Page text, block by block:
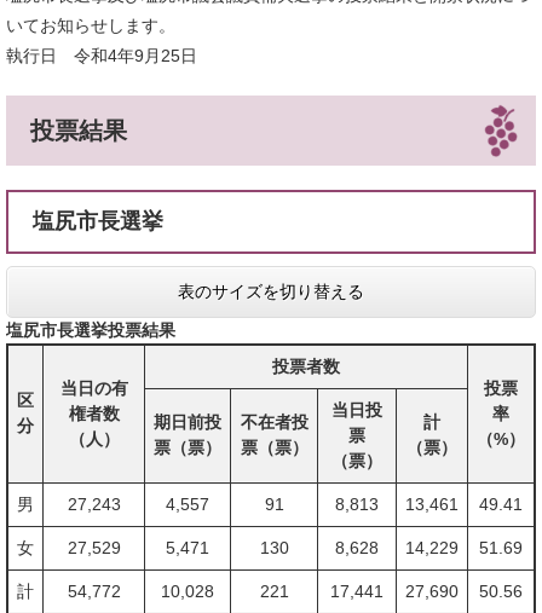
いてお知らせします。
執行日 令和4年9月25日
投票結果
塩尻市長選挙
表のサイズを切り替える
塩尻市長選挙投票結果
区
分
当日の有
権者数
（人）
投票者数
投票
率
（%）
期日前投
票（票）
不在者投
票（票）
当日投
票
（票）
計
（票）
男 27,243 4,557 91 8,813 13,461 49.41
女 27,529 5,471 130 8,628 14,229 51.69
計 54,772 10,028 221 17,441 27,690 50.56